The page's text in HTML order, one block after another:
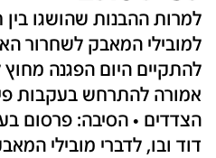
למרות ההבנות שהושגו בין
למובילי המאבק לשחרור
להתקיים היום הפגנה
אמורה להתרחש בעקבות
הצדדים • הסיבה: פרסום
דוד ובו, לדברי מובילי